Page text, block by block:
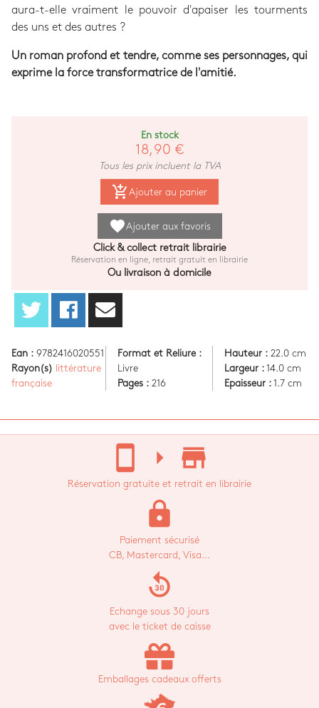
aura-t-elle vraiment le pouvoir d'apaiser les tourments
des uns et des autres ?
Un roman profond et tendre, comme ses personnages, qui
exprime la force transformatrice de l'amitié.
En stock
18,90 €
Tous les prix incluent la TVA
add_shopping_cart Ajouter au panier
favorite Ajouter aux favoris
Click & collect retrait librairie
Réservation en ligne, retrait gratuit en librairie
Ou livraison à domicile
Ean : 9782416020551
Rayon(s)
littérature
française
Format et Reliure :
Livre
Pages : 216
Hauteur :22.0 cm
Largeur :14.0 cm
Epaisseur :1.7 cm
stay_current_portrait arrow_right store_mall_directory
Réservation gratuite et retrait en librairie
lock
Paiement sécurisé
CB, Mastercard, Visa...
replay_30
Echange sous 30 jours
avec le ticket de caisse
Emballages cadeaux offerts